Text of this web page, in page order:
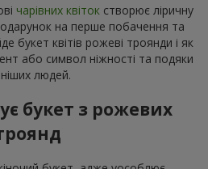
чарівних квіток створює ліричну
на перше побачення та
букет квітів рожеві троянди і як
або символ ніжності та подяки
людей.
букет з рожевих